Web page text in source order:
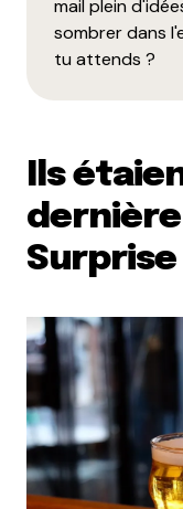
mail plein
sombrer dans
tu attends ?
Ils
Surprise